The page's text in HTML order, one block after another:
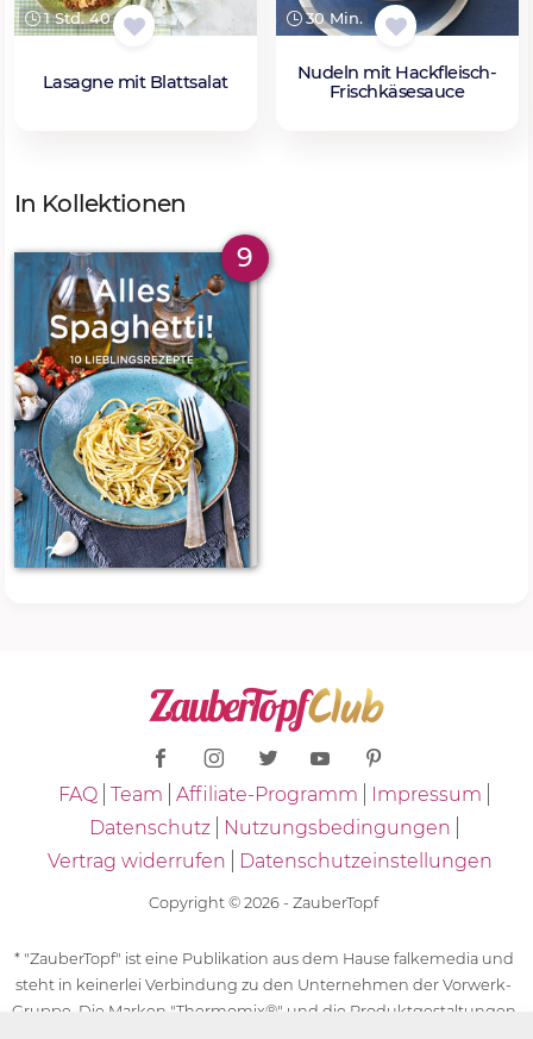
1 Std. 40 Min.
Lasagne mit Blattsalat
30 Min.
Nudeln mit Hackfleisch-
Frischkäsesauce
In Kollektionen
9
FAQ Team Affiliate-Programm
Impressum
Datenschutz
Nutzungsbedingungen
Vertrag widerrufen
Datenschutzeinstellungen
Copyright © 2026 - ZauberTopf
* "ZauberTopf" ist eine Publikation aus dem Hause falkemedia und
steht in keinerlei Verbindung zu den Unternehmen der Vorwerk-
Gruppe. Die Marken "Thermomix®" und die Produktgestaltungen